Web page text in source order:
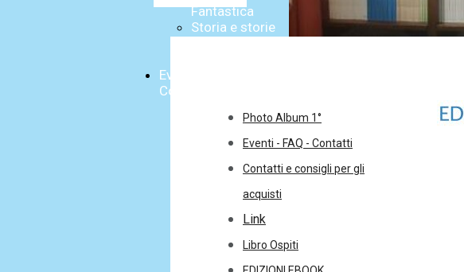
Fantastica
Storia e storie
Eventi - FAQ -
Contatti
Photo Album 1°
Eventi - FAQ - Contatti
Contatti e consigli per gli
acquisti
Link
Libro Ospiti